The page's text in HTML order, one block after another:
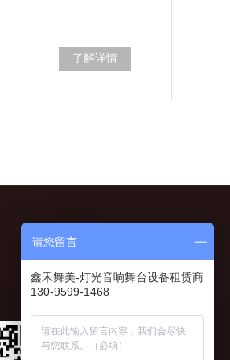
了解详情
请您留言
鑫禾舞美-灯光音响舞台设备租赁商
130-9599-1468